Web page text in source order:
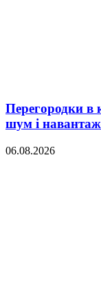
Перегородки в
шум і
06.08.2026